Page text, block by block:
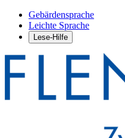
Gebärdensprache
Leichte Sprache
Lese-Hilfe